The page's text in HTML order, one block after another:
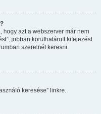
hogy azt a webszerver már nem
jobban körülhatárolt kifejezést
szeretnél keresni.
keresése” linkre.